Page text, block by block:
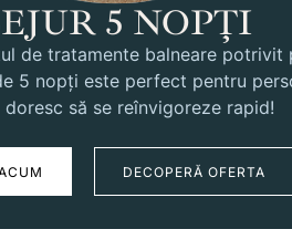
5 NOPȚI
de tratamente balneare potrivit
5 nopți este perfect pentru
să se reînvigoreze rapid!
DECOPERĂ OFERTA